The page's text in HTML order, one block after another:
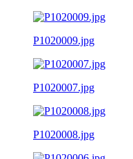
P1020009.jpg
P1020007.jpg
P1020008.jpg